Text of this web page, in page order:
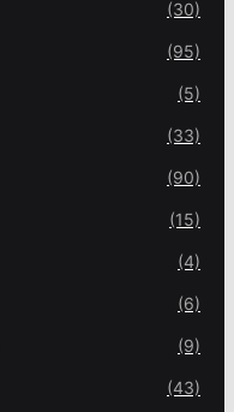
(30)
(95)
(5)
(33)
(90)
(15)
(4)
(6)
(9)
(43)